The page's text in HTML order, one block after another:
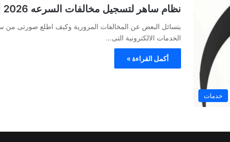
خدمات
نظام ساهر لتسجيل مخالفات السرعه 2026 | كيف اطلع صورتى من ساهر
يتسائل البعض عن المخالفات المرورية وكيف اطلع صورتى من
الخدمات الالكترونية التى…
أكمل القراءة »